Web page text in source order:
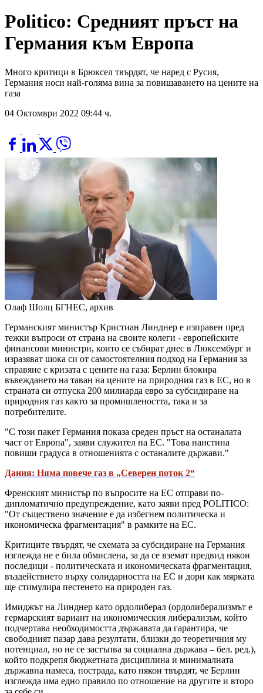
Politico: Средният пръст на
Германия към Европа
Много критици в Брюксел твърдят, че наред с Русия,
Германия носи най-голяма вина за повишаването на цените на
газа
04 Октомври 2022 09:44 ч.
Олаф Шолц БГНЕС, архив
Германският министър Кристиан Линднер е изправен пред
тежки въпроси от страна на своите колеги - европейските
финансови министри, които се събират днес в Люксембург и
изразяват шока си от самостоятелния подход на Германия за
справяне с кризата с цените на газа: Берлин блокира
въвеждането на таван на цените на природния газ в ЕС, но в
страната си отпуска 200 милиарда евро за субсидиране на
природния газ както за промишлеността, така и за
потребителите.
"С този пакет Германия показа среден пръст на останалата
част от Европа", заяви служител на ЕС. "Това наистина
повиши градуса в отношенията с останалите държави."
Дания: Няма повече газ в „Северен поток 2“
Френският министър по въпросите на ЕС отправи по-
дипломатично предупреждение, като заяви пред POLITICO:
"От съществено значение е да избегнем политическа и
икономическа фрагментация" в рамките на ЕС.
Критиците твърдят, че схемата за субсидиране на Германия
изглежда не е била обмислена, за да се вземат предвид някои
последици - политическата и икономическата фрагментация,
въздействието върху солидарността на ЕС и дори как мярката
ще стимулира пестенето на природен газ.
Имиджът на Линднер като ордолиберал (ордолиберализмът е
гермарският вариант на икономическия либерализъм, който
подчертава необходимостта държавата да гарантира, че
свободният пазар дава резултати, близки до теоретичния му
потенциал, но не се застъпва за социална държава – бел. ред.),
който подкрепя бюджетната дисциплина и минималната
държавна намеса, пострада, като някои твърдят, че Берлин
изглежда има едно правило по отношение на другите и второ